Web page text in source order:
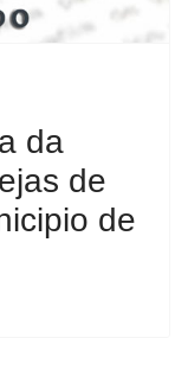
da
de
de